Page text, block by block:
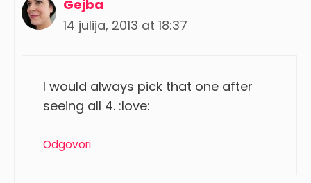
Gejba
14 julija, 2013 at 18:37
I would always pick that one after
seeing all 4. :love:
Odgovori